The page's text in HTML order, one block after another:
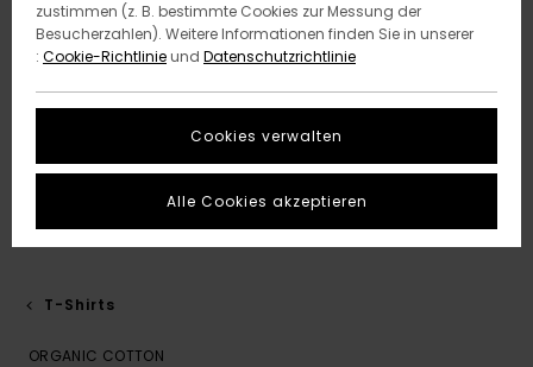
T-Shirts
ORGANIC COTTON
zustimmen (z. B. bestimmte Cookies zur Messung der
Besucherzahlen). Weitere Informationen finden Sie in unserer
: Cookie-Richtlinieund Datenschutzrichtlinie
Cookies verwalten
Alle Cookies akzeptieren